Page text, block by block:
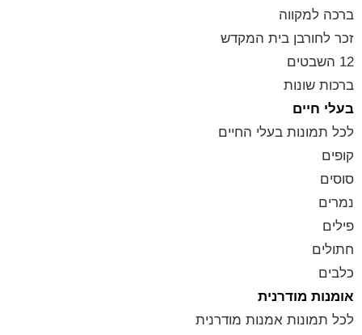
ברכה למקווה
זכר לחורבן בית המקדש
12 השבטים
ברכות שונות
בעלי חיים
לכל תמונות בעלי החיים
קופים
סוסים
נמרים
פילים
חתולים
כלבים
אומנות מודרנית
לכל תמונות אמנות מודרנית